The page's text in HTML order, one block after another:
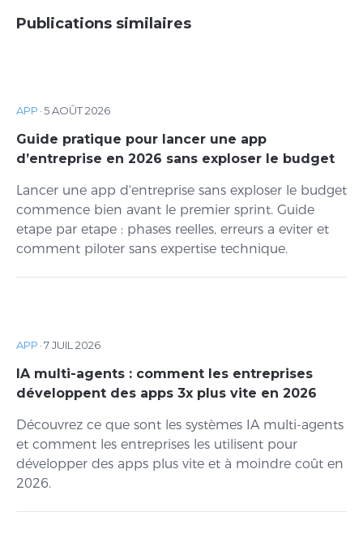
Publications similaires
APP ·5 AOÛT 2026
Guide pratique pour lancer une app
d’entreprise en 2026 sans exploser le budget
Lancer une app d'entreprise sans exploser le budget
commence bien avant le premier sprint. Guide
etape par etape : phases reelles, erreurs a eviter et
comment piloter sans expertise technique.
APP ·7 JUIL 2026
IA multi-agents : comment les entreprises
développent des apps 3x plus vite en 2026
Découvrez ce que sont les systèmes IA multi-agents
et comment les entreprises les utilisent pour
développer des apps plus vite et à moindre coût en
2026.